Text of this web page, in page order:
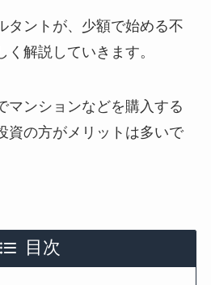
タントが、少額で始める不
解説していきます。
マンションなどを購入する
資の方がメリットは多いで
目次